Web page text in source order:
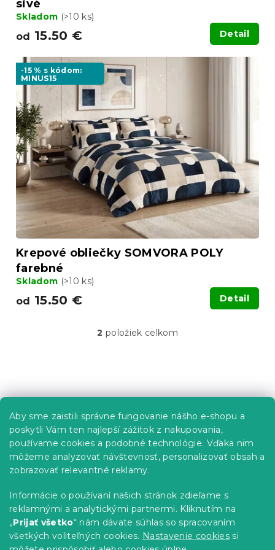
Aby sme zaistili správne fungovanie nášho e-shopu a
poskytli Vám ten najlepší zážitok z nakupovania,
používame cookies a podobné technológie. Vďaka nim
môžeme analyzovať návštevnosť, personalizovať obsah a
zobrazovať relevantné reklamy.
Informácie o používaní našich stránok zdieľame s
reklamnými a analytickými partnermi. Kliknutím na
„Prijať všetko“ nám dávate súhlas so spracovaním
všetkých voliteľných cookies. Nastavenie cookies si
sivé
Skladom (>10 ks)
od 15.50 € Detail
-15 % s kódom:
MINUS15
Krepové obliečky SOMVORA POLY
farebné
Skladom (>10 ks)
od 15.50 € Detail
O
a
i
e
p
r
v
k
y
v
ý
p
i
2 položiek celkom
á
Informácie pre vás
Predajne
Sledovanie objednávky
Možnosti doručenia
Reklamácie a vrátenie tovaru
Kontakty
Obchodné podmienky
Podmienky ochrany osobných údajov